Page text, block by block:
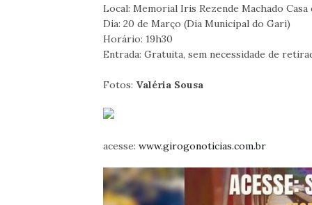
Local: Memorial Iris Rezende Machado Casa
Dia: 20 de Março (Dia Municipal do Gari)
Horário: 19h30
Entrada: Gratuita, sem necessidade de
Fotos: Valéria Sousa
acesse: www.girogonoticias.com.br